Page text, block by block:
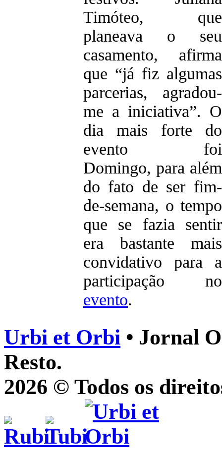
Timóteo, que
planeava o seu
casamento, afirma
que “já fiz algumas
parcerias, agradou-
me a iniciativa”. O
dia mais forte do
evento foi
Domingo, para além
do fato de ser fim-
de-semana, o tempo
que se fazia sentir
era bastante mais
convidativo para a
participação no
evento.
Urbi et Orbi • Jornal
Resto.
2026 © Todos os